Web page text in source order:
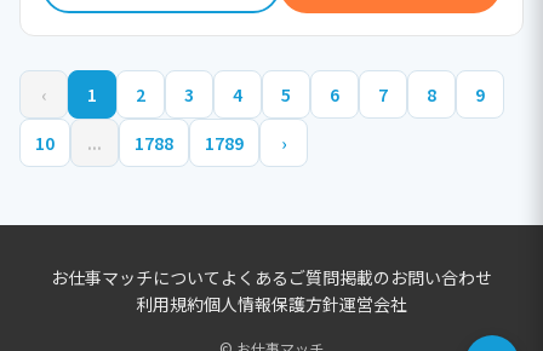
‹ 1 2 3 4 5 6 7 8
9
10
... 1788 1789 ›
お仕事マッチについて よくあるご質問掲載のお問い合わせ
利用規約個人情報保護方針運営会社